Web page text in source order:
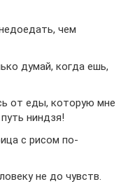
чем
думай, когда ешь,
от еды, которую мне
ниндзя!
с рисом по-
не до чувств.